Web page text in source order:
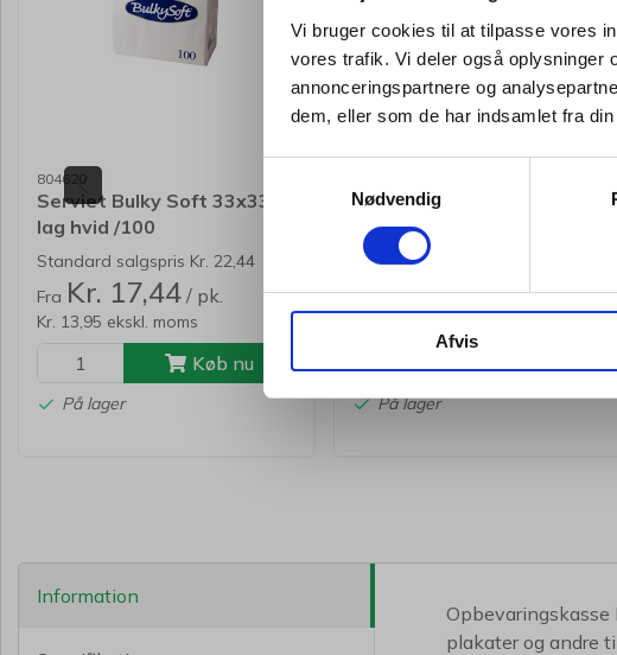
Vi bruger cookies til at tilpasse vores
vores trafik. Vi deler også oplysninger
annonceringspartnere og
dem, eller som de har indsamlet fra
Nødvendig
Afvis
804620
Serviet Bulky Soft 33x33 2-
lag hvid /100
Standard salgspris Kr. 22,44
Fra Kr. 17,44 / pk.
Kr. 13,95 ekskl. moms
Køb nu
På lager
Arkivboks Leitz
Click&Store small sort
Standard salgspris Kr. 182,50
FraKr. 136,25/ stk.
På lager
Information
plakater og andre